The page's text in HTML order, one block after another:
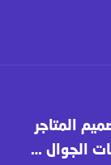
المتاجر
الجوال …